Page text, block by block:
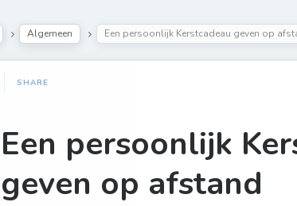
Algemeen Een persoonlijk Kerstcadeau geven op
SHARE
Een persoonlijk
geven op afstand